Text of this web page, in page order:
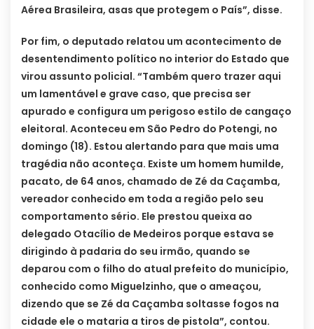
Aérea Brasileira, asas que protegem o País”, disse.
Por fim, o deputado relatou um acontecimento de
desentendimento político no interior do Estado que
virou assunto policial. “Também quero trazer aqui
um lamentável e grave caso, que precisa ser
apurado e configura um perigoso estilo de cangaço
eleitoral. Aconteceu em São Pedro do Potengi, no
domingo (18). Estou alertando para que mais uma
tragédia não aconteça. Existe um homem humilde,
pacato, de 64 anos, chamado de Zé da Caçamba,
vereador conhecido em toda a região pelo seu
comportamento sério. Ele prestou queixa ao
delegado Otacílio de Medeiros porque estava se
dirigindo à padaria do seu irmão, quando se
deparou com o filho do atual prefeito do município,
conhecido como Miguelzinho, que o ameaçou,
dizendo que se Zé da Caçamba soltasse fogos na
cidade ele o mataria a tiros de pistola”, contou.